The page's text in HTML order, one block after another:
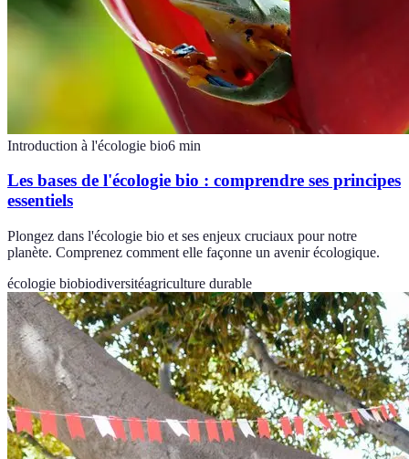
Introduction à l'écologie bio6 min
Les bases de l'écologie bio : comprendre ses principes
essentiels
Plongez dans l'écologie bio et ses enjeux cruciaux pour notre
planète. Comprenez comment elle façonne un avenir écologique.
écologie biobiodiversitéagriculture durable